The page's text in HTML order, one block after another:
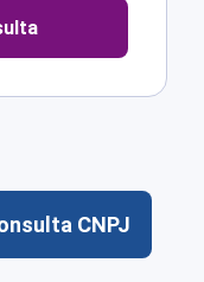
CNPJ